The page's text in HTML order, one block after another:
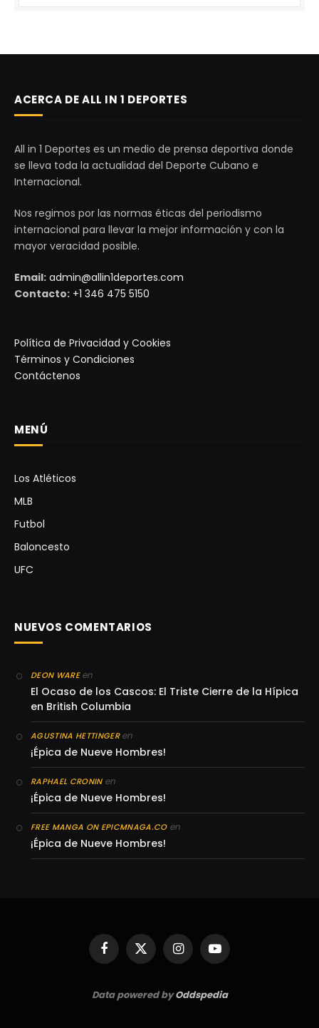
ACERCA DE ALL IN 1 DEPORTES
All in 1 Deportes es un medio de prensa deportiva donde
se lleva toda la actualidad del Deporte Cubano e
Internacional.
Nos regimos por las normas éticas del periodismo
internacional para llevar la mejor información y con la
mayor veracidad posible.
Email: admin@allin1deportes.com
Contacto: +1 346 475 5150
Política de Privacidad y Cookies
Términos y Condiciones
Contáctenos
MENÚ
Los Atléticos
MLB
Futbol
Baloncesto
UFC
NUEVOS COMENTARIOS
DEON WAREen
El Ocaso de los Cascos: El Triste Cierre de la Hípica
en British Columbia
AGUSTINA HETTINGERen
¡Épica de Nueve Hombres!
RAPHAEL CRONINen
¡Épica de Nueve Hombres!
FREE MANGA ON EPICMNAGA.COen
¡Épica de Nueve Hombres!
Facebook
X
(Twitter)
InstagramYouTube
Data powered byOddspedia